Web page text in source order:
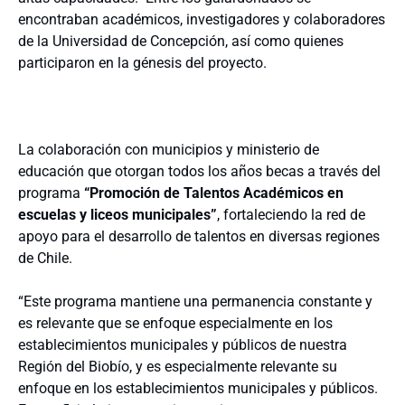
encontraban académicos, investigadores y colaboradores
de la Universidad de Concepción, así como quienes
participaron en la génesis del proyecto.
La colaboración con municipios y ministerio de
educación que otorgan todos los años becas a través del
programa “Promoción de Talentos Académicos en
escuelas y liceos municipales”, fortaleciendo la red de
apoyo para el desarrollo de talentos en diversas regiones
de Chile.
“Este programa mantiene una permanencia constante y
es relevante que se enfoque especialmente en los
establecimientos municipales y públicos de nuestra
Región del Biobío, ​​y es especialmente relevante su
enfoque en los establecimientos municipales y públicos.